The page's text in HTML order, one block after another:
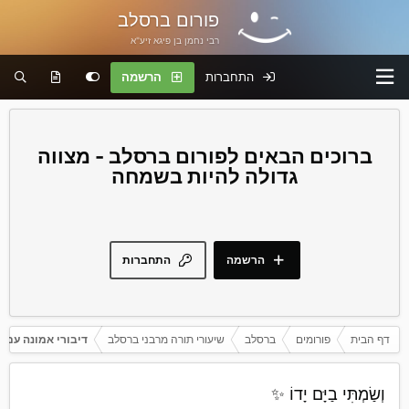
פורום ברסלב
רבי נחמן בן פיגא זיע"א
התחברות הרשמה
פורום ברסלב - מצווה
גדולה להיות בשמחה
התחברות הרשמה
דף הבית פורומים ברסלב שיעורי תורה מרבני ברסלב דיבורי אמונה
וְשַׂמְתִּי בַיָּם יָדוֹ ✨